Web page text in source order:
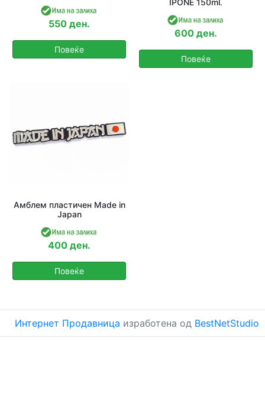
550 ден.
Повеќе
IPONE 150ml.
600 ден.
Повеќе
Амблем пластичен Made in
Japan
400 ден.
Повеќе
Интернет Продавница изработена од BestNetStudio